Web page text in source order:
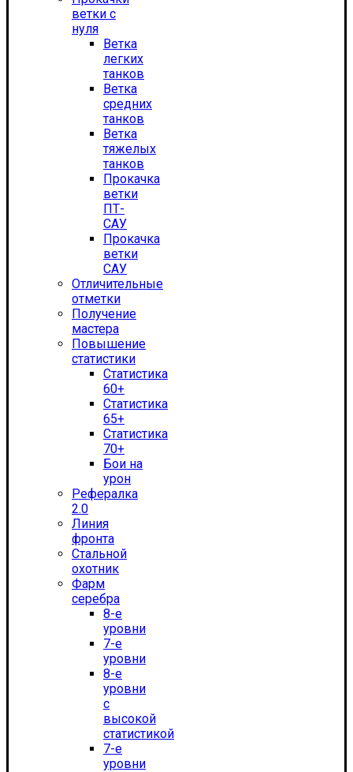
ветки с
нуля
Ветка
легких
танков
Ветка
средних
танков
Ветка
тяжелых
танков
Прокачка
ветки
ПТ-
САУ
Прокачка
ветки
САУ
Отличительные
отметки
Получение
мастера
Повышение
статистики
Статистика
60+
Статистика
65+
Статистика
70+
Бои на
урон
Рефералка
2.0
Линия
фронта
Стальной
охотник
Фарм
серебра
8-е
уровни
7-е
уровни
8-е
уровни
с
высокой
статистикой
7-е
уровни